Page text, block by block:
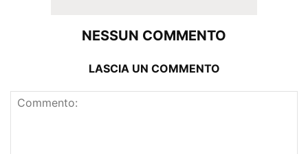
NESSUN COMMENTO
LASCIA UN COMMENTO